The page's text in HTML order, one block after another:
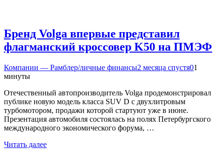
Бренд Volga впервые представил
флагманский кроссовер K50 на ПМЭФ
Компании — Рамблер/личные финансы2 месяца спустя01
минуты
Отечественный автопроизводитель Volga продемонстрировал
публике новую модель класса SUV D с двухлитровым
турбомотором, продажи которой стартуют уже в июне.
Презентация автомобиля состоялась на полях Петербургского
международного экономического форума, …
Читать далее